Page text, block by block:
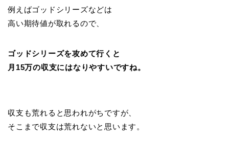
例えばゴッドシリーズなどは
高い期待値が取れるので、
ゴッドシリーズを攻めて行くと
月15万の収支にはなりやすいですね。
収支も荒れると思われがちですが、
そこまで収支は荒れないと思います。